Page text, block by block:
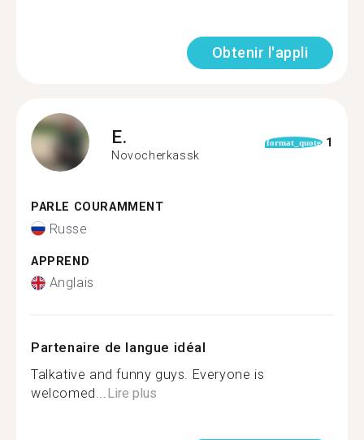
Obtenir l'appli
E.
Novocherkassk
format_quote 1
PARLE COURAMMENT
Russe
APPREND
Anglais
Partenaire de langue idéal
Talkative and funny guys. Everyone is
welcomed...Lire plus